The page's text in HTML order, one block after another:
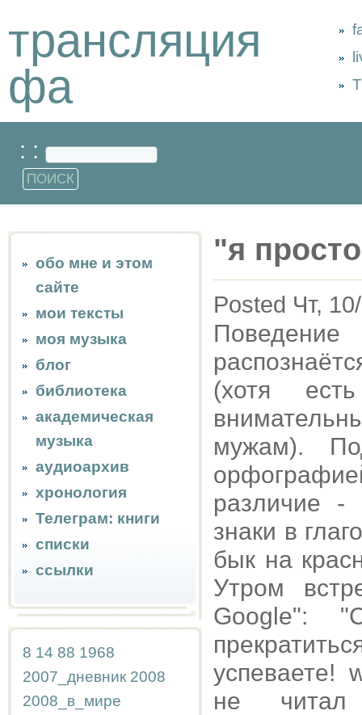
трансляция
фа
: :
обо мне и этом
сайте
мои тексты
моя музыка
блог
библиотека
академическая
музыка
аудиоархив
хронология
Телеграм: книги
списки
ссылки
8 14 88 1968
2007_дневник 2008
2008_в_мире
"я
Posted Чт,
(хотя
мужам).
различие -
знаки в
бык на
Утром
Google":
успеваете!
не читал